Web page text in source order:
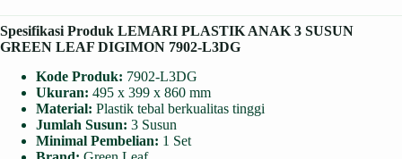
Spesifikasi Produk LEMARI PLASTIK ANAK 3 SUSUN
GREEN LEAF DIGIMON 7902-L3DG
Kode Produk: 7902-L3DG
Ukuran: 495 x 399 x 860 mm
Material: Plastik tebal berkualitas tinggi
Jumlah Susun: 3 Susun
Minimal Pembelian: 1 Set